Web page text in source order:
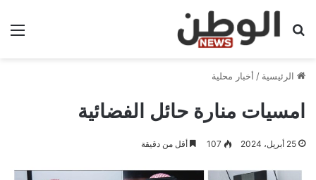
بحث عن
الرئيسية / أخبار محلية
امسيات منارة حائل الفضائية
25 أبريل، 2024 107 أقل من دقيقة